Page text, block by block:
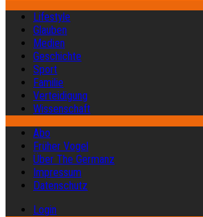
Lifestyle
Glauben
Medien
Geschichte
Sport
Familie
Verteidigung
Wissenschaft
Abo
Früher Vogel
Über The Germanz
Impressum
Datenschutz
Login